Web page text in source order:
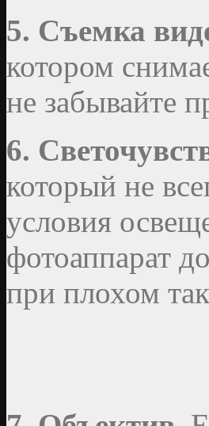
5. Съемка
котором
не забывайте
6.
который не
условия
фотоаппарат
при плохом